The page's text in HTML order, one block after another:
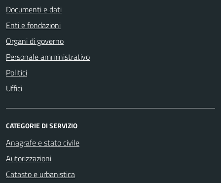
Documenti e dati
Enti e fondazioni
Organi di governo
Personale amministrativo
Politici
Uffici
CATEGORIE DI SERVIZIO
Anagrafe e stato civile
Autorizzazioni
Catasto e urbanistica